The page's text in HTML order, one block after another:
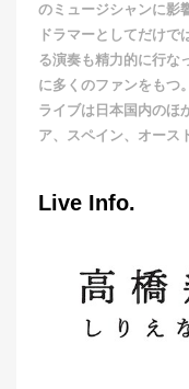
のミュージシャンに影
ドラマーとしてだけ
る演奏も精力的に行な
に多くのファンをもつ。
ライブは日本国内のほ
ア、スペイン、オース
Live Info.